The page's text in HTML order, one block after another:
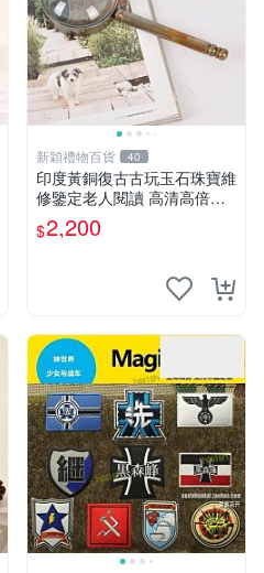
新穎禮物百貨 40
印度黃銅復古古玩玉石珠寶維
修鑒定老人閱讀 高清高倍放
大鏡
$2,200